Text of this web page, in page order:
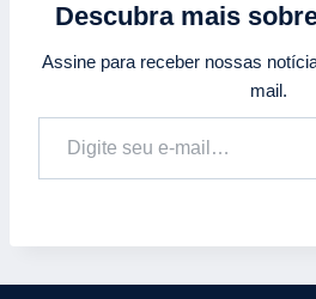
Descubra mais
Assine para receber nossas
mail.